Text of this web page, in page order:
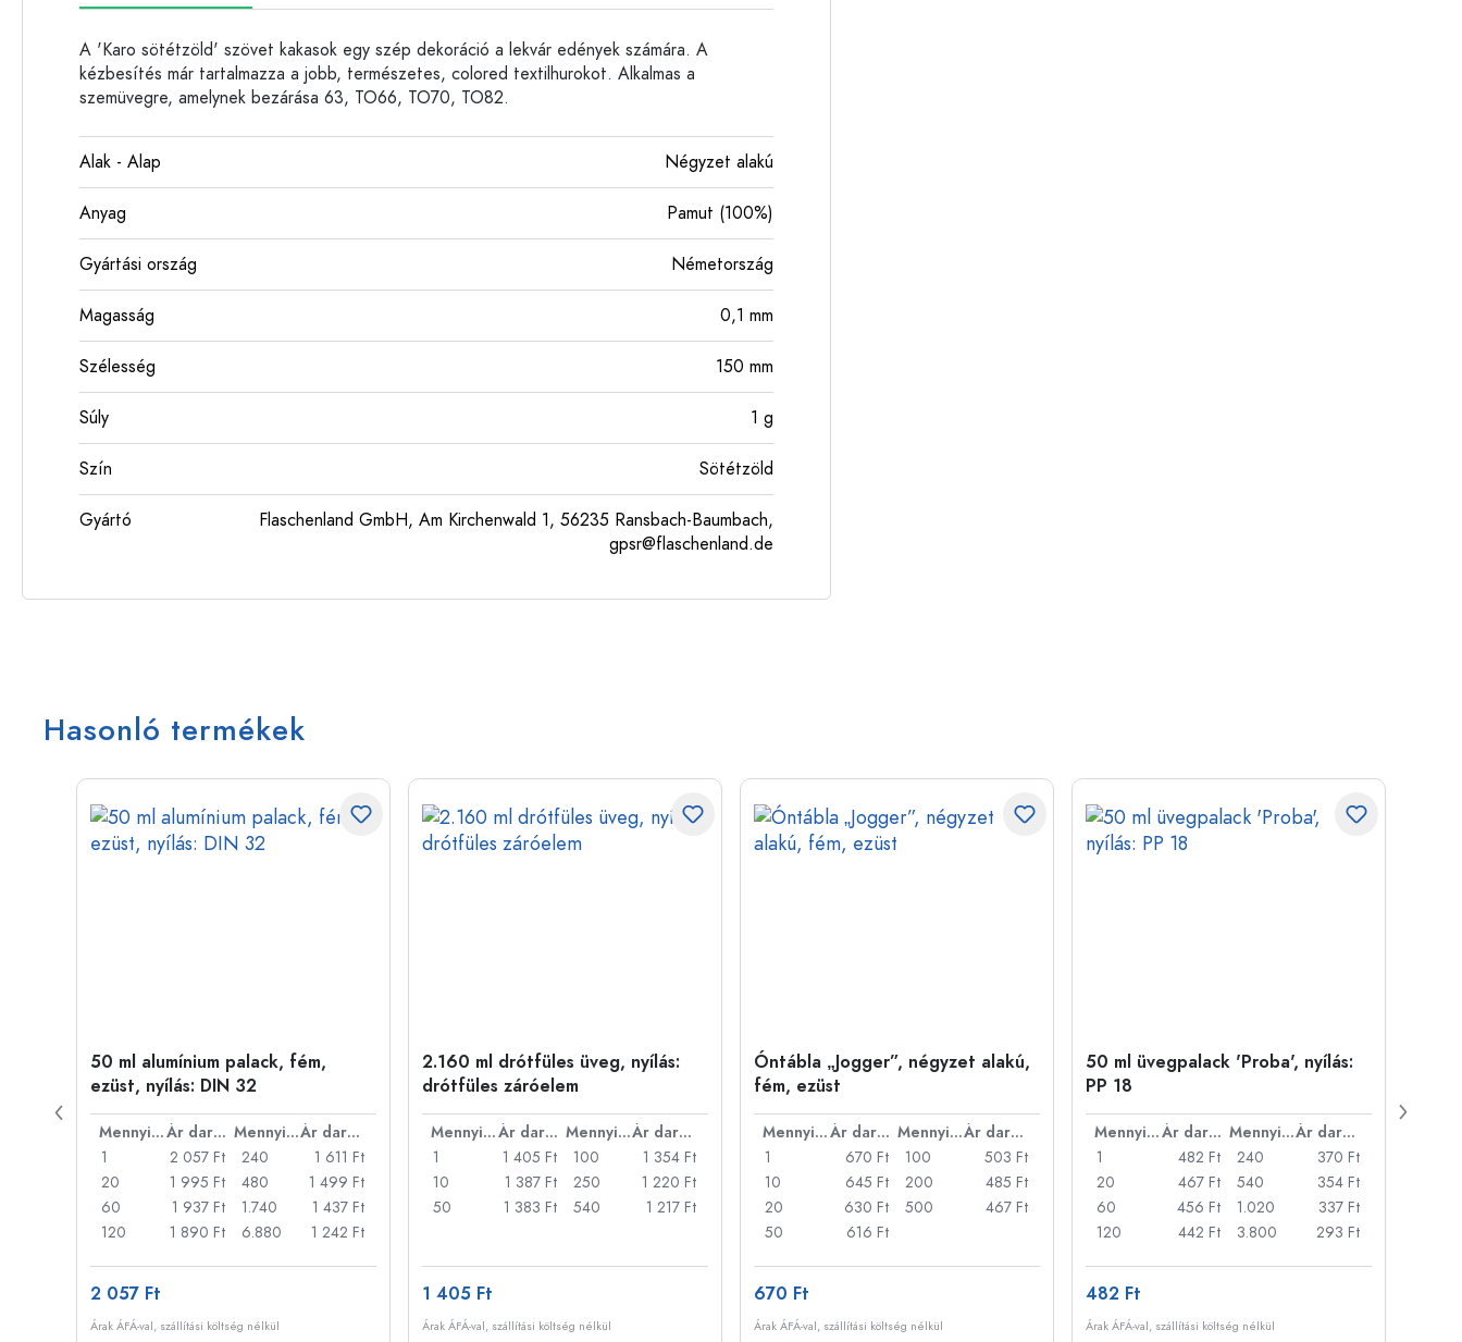
A 'Karo sötétzöld' szövet kakasok egy szép dekoráció a lekvár edények számára. A
kézbesítés már tartalmazza a jobb, természetes, colored textilhurokot. Alkalmas a
szemüvegre, amelynek bezárása 63, TO66, TO70, TO82.
Alak - Alap Négyzet alakú
Anyag Pamut (100%)
Gyártási ország Németország
Magasság 0,1 mm
Szélesség 150 mm
Súly 1 g
Szín Sötétzöld
Gyártó
Flaschenland GmbH, Am Kirchenwald 1, 56235 Ransbach-Baumbach,
gpsr@flaschenland.de
Hasonló termékek
50 ml alumínium palack, fém,
ezüst, nyílás: DIN 32
Mennyiség Ár darabonként Mennyiség
Ár darabonként
1
2 057 Ft
20
1 995 Ft
60
1 937 Ft
120
1 890 Ft
240
1 611 Ft
480
1 499 Ft
1.740
1 437 Ft
6.880
1 242 Ft
2 057 Ft
Árak ÁFÁ-val, szállítási költség nélkül
2.160 ml drótfüles üveg, nyílás:
drótfüles záróelem
Mennyiség Ár darabonként Mennyiség
Ár darabonként
1
1 405 Ft
10
1 387 Ft
50
1 383 Ft
100
1 354 Ft
250
1 220 Ft
540
1 217 Ft
1 405 Ft
Árak ÁFÁ-val, szállítási költség nélkül
Óntábla „Jogger”, négyzet alakú,
fém, ezüst
Mennyiség Ár darabonként Mennyiség
Ár darabonként
1
670 Ft
10
645 Ft
20
630 Ft
50
616 Ft
100
503 Ft
200
485 Ft
500
467 Ft
670 Ft
Árak ÁFÁ-val, szállítási költség nélkül
50 ml üvegpalack 'Proba', nyílás:
PP 18
Mennyiség Ár darabonként Mennyiség
Ár darabonként
1
482 Ft
20
467 Ft
60
456 Ft
120
442 Ft
240
370 Ft
540
354 Ft
1.020
337 Ft
3.800
293 Ft
482 Ft
Árak ÁFÁ-val, szállítási költség nélkül